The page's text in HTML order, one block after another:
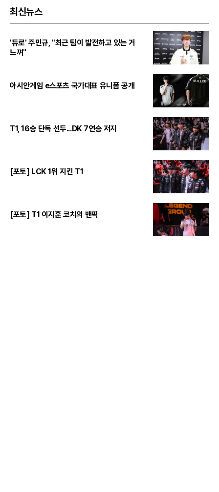
최신뉴스
'듀로' 주민규, "최근 팀이 발전하고 있는 거
느껴"
아시안게임 e스포츠 국가대표 유니폼 공개
T1, 16승 단독 선두...DK 7연승 저지
[포토] LCK 1위 지킨 T1
[포토] T1 이지훈 코치의 밴픽